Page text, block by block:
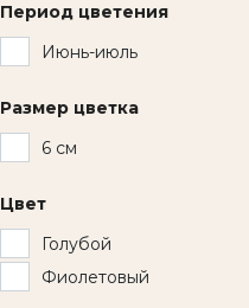
Период цветения
Июнь-июль
Размер цветка
6 см
Цвет
Голубой
Фиолетовый